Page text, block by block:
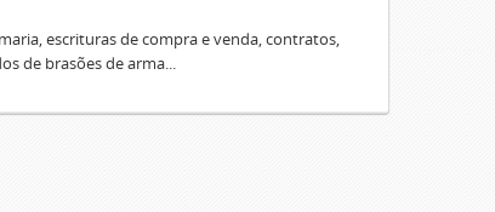
escrituras de compra e venda, contratos,
de brasões de arma...